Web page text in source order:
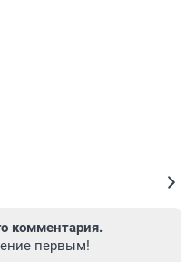
комментария.
первым!